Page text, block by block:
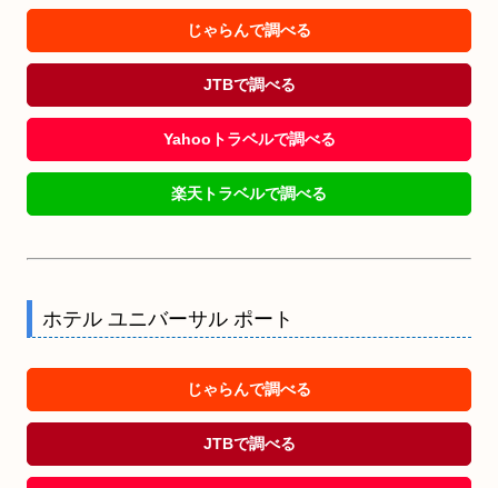
じゃらんで調べる
JTBで調べる
Yahooトラベルで調べる
楽天トラベルで調べる
ホテル ユニバーサル ポート
じゃらんで調べる
JTBで調べる